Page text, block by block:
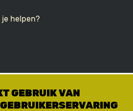
je helpen?
GEBRUIK VAN